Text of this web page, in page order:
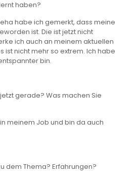
haben?
habe ich gemerkt, dass meine
ist. Die ist jetzt nicht
ich auch an meinem aktuellen
ist nicht mehr so extrem. Ich habe
bin.
gerade? Was machen Sie
meinem Job und bin da auch
dem Thema? Erfahrungen?